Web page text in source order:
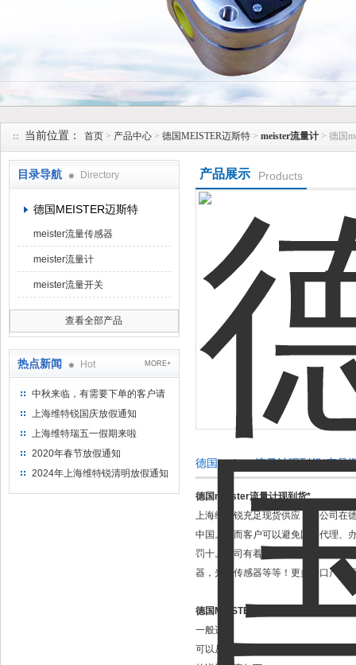
上海维特锐实业发展有限公司
当前位置： 首页 > 产品中心 > 德国MEISTER迈斯特 > meister流量计 > 德国
目录导航 Directory
德国MEISTER迈斯特
meister流量传感器
meister流量计
meister流量开关
查看全部产品
热点新闻 Hot MORE+
中秋来临，有需要下单的客户请
提前下单
上海维特锐国庆放假通知
上海维特瑞五一假期来啦
2020年春节放假通知
2024年上海维特锐清明放假通知
产品展示 Products
德国meister流量计现到货*产品
德国meister流量计现到货*
上海维特锐充足现货供应，本公司在
中国。从而客户可以避免国内代理、
罚十。我司有着多年的销售经验，原
器，光电传感器等等！更多进口产品
德国MEISTER流量计选型：
一般选型
可以从五个方面进行考虑，这五个方